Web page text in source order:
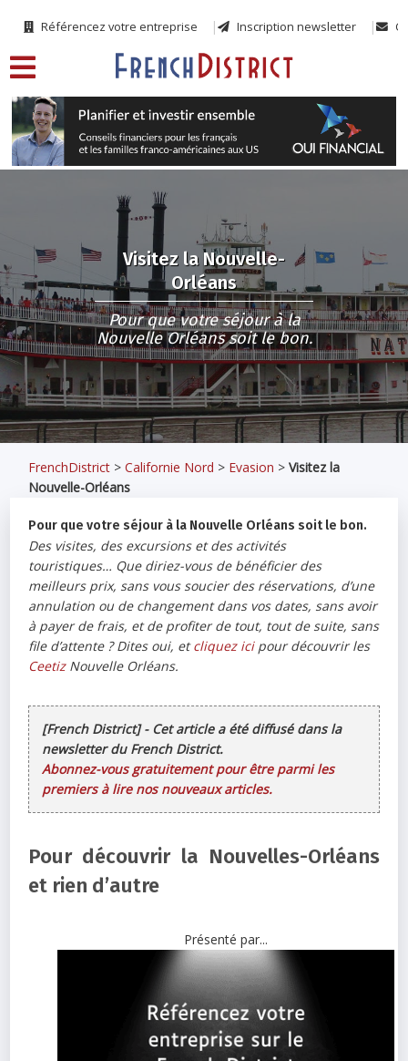
Référencez votre entreprise Inscription newsletter
Visitez la Nouvelle-
Orléans
Pour que votre séjour à la
Nouvelle Orléans soit le bon.
FrenchDistrict >Californie Nord > Evasion >Visitez la
Nouvelle-Orléans
Pour que votre séjour à la Nouvelle Orléans soit le bon.
Des visites, des excursions et des activités
touristiques… Que diriez-vous de bénéficier des
meilleurs prix, sans vous soucier des réservations, d’une
annulation ou de changement dans vos dates, sans avoir
à payer de frais, et de profiter de tout, tout de suite, sans
file d’attente ? Dites oui, etcliquez icipour découvrir les
CeetizNouvelle Orléans.
[French District] - Cet article a été diffusé dans la
newsletter du French District.
Abonnez-vous gratuitement pour être parmi les
premiers à lire nos nouveaux articles.
Pour découvrir la Nouvelles-Orléans
et rien d’autre
Présenté par...